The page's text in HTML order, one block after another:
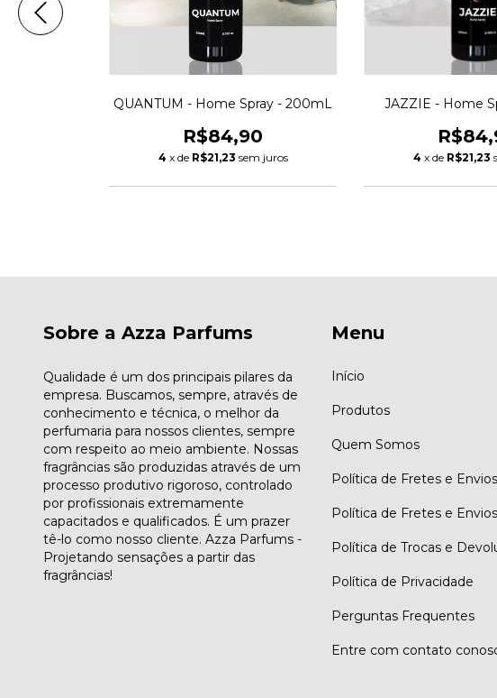
QUANTUM - Home Spray - 200mL
R$84,90
4 x de R$21,23 sem juros
JAZZIE - Home
4 x de R$21,23
Sobre a Azza Parfums
Qualidade é um dos principais pilares da
empresa. Buscamos, sempre, através de
conhecimento e técnica, o melhor da
perfumaria para nossos clientes, sempre
com respeito ao meio ambiente. Nossas
fragrâncias são produzidas através de um
processo produtivo rigoroso, controlado
por profissionais extremamente
capacitados e qualificados. É um prazer
tê-lo como nosso cliente. Azza Parfums -
Projetando sensações a partir das
fragrâncias!
Menu
Início
Produtos
Quem Somos
Política de Fretes e
Política de Fretes e
Política de Trocas e
Política de Privacidade
Perguntas Frequentes
Entre com contato